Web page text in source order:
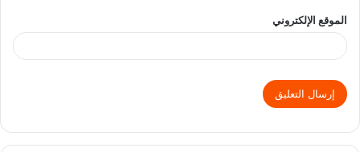
الموقع الإلكتروني